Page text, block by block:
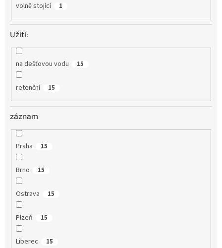
volně stojící 1
Užití:
na dešťovou vodu 15
retenční 15
záznam
Praha 15
Brno 15
Ostrava 15
Plzeň 15
Liberec 15